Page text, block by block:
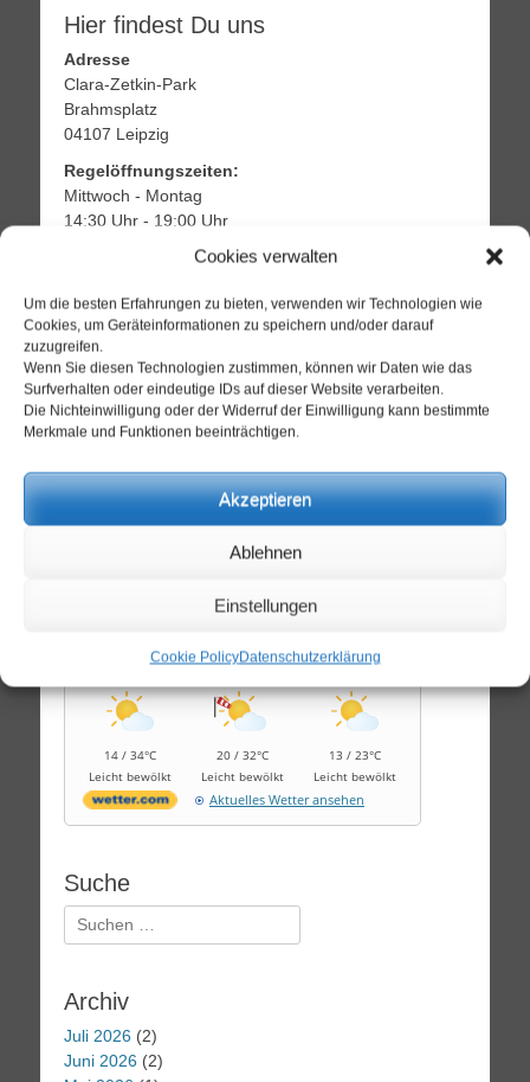
Cookies verwalten
Um die besten Erfahrungen zu bieten, verwenden wir Technologien wie
Cookies, um Geräteinformationen zu speichern und/oder darauf
zuzugreifen.
Wenn Sie diesen Technologien zustimmen, können wir Daten wie das
Surfverhalten oder eindeutige IDs auf dieser Website verarbeiten.
Die Nichteinwilligung oder der Widerruf der Einwilligung kann bestimmte
Merkmale und Funktionen beeinträchtigen.
Akzeptieren
Ablehnen
Einstellungen
Cookie PolicyDatenschutzerklärung
Hier findest Du uns
Adresse
Clara-Zetkin-Park
Brahmsplatz
04107 Leipzig
Regelöffnungszeiten:
Mittwoch - Montag
14:30 Uhr - 19:00 Uhr
Dienstag ab 17:00 Uhr
Info
Heute ist das Schachzentrum
geöffnet.
Scheffchen: Berti
Prognose
Wetter Leipzig
13 / 25°C
14 / 34°C
Leicht bewölkt
20 / 32°C
Leicht bewölkt
13 / 23°C
Leicht bewölkt
Aktuelles Wetter ansehen
Suche
Suchen
nach:
Archiv
Juli 2026 (2)
Juni 2026 (2)